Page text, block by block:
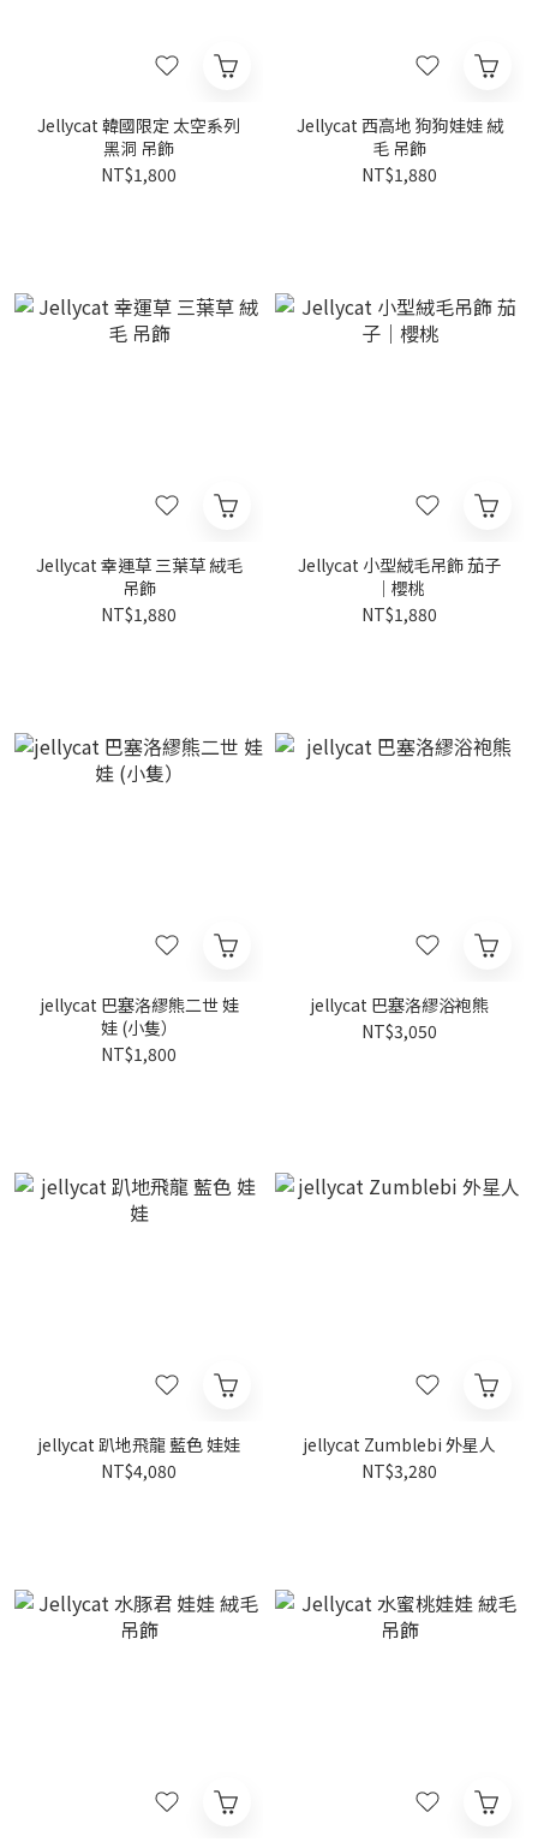
Jellycat 韓國限定 太空系列
黑洞 吊飾
NT$1,800
Jellycat 西高地 狗狗娃娃 絨
毛 吊飾
NT$1,880
Jellycat 幸運草 三葉草 絨毛
吊飾
NT$1,880
Jellycat 小型絨毛吊飾 茄子
｜櫻桃
NT$1,880
jellycat 巴塞洛繆熊二世 娃
娃 (小隻）
NT$1,800
jellycat 巴塞洛繆浴袍熊
NT$3,050
jellycat 趴地飛龍 藍色 娃娃
NT$4,080
jellycat Zumblebi 外星人
NT$3,280